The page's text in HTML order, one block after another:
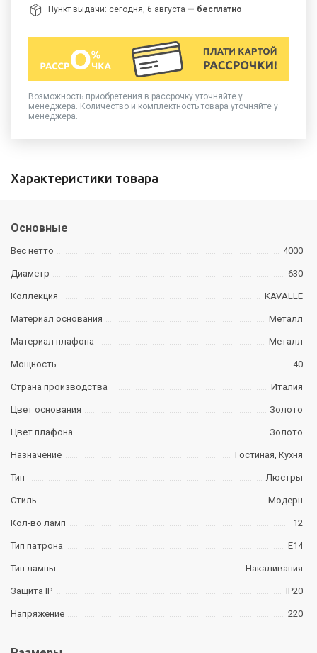
Пункт выдачи: сегодня, 6 августа — бесплатно
Возможность приобретения в рассрочку уточняйте у
менеджера. Количество и комплектность товара уточняйте у
менеджера.
Характеристики товара
Основные
Вес нетто 4000
Диаметр 630
Коллекция KAVALLE
Материал основания Металл
Материал плафона Металл
Мощность 40
Страна производства Италия
Цвет основания Золото
Цвет плафона Золото
Назначение Гостиная, Кухня
Тип Люстры
Стиль Модерн
Кол-во ламп 12
Тип патрона E14
Тип лампы Накаливания
Защита IP IP20
Напряжение 220